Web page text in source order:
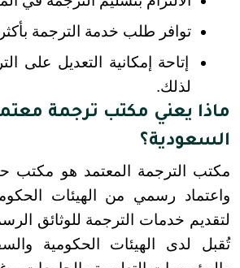
توافر طلب خدمة الترجمة
لذلك.
ماذا يعني مكتب ترجمة
السعودية؟